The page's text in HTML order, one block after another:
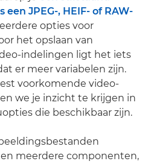
JPEG-, HEIF- of RAW-
opties voor
het opslaan van
indelingen ligt het iets
er meer variabelen zijn.
voorkomende video-
we je inzicht te krijgen in
die beschikbaar zijn.
meerdere componenten,